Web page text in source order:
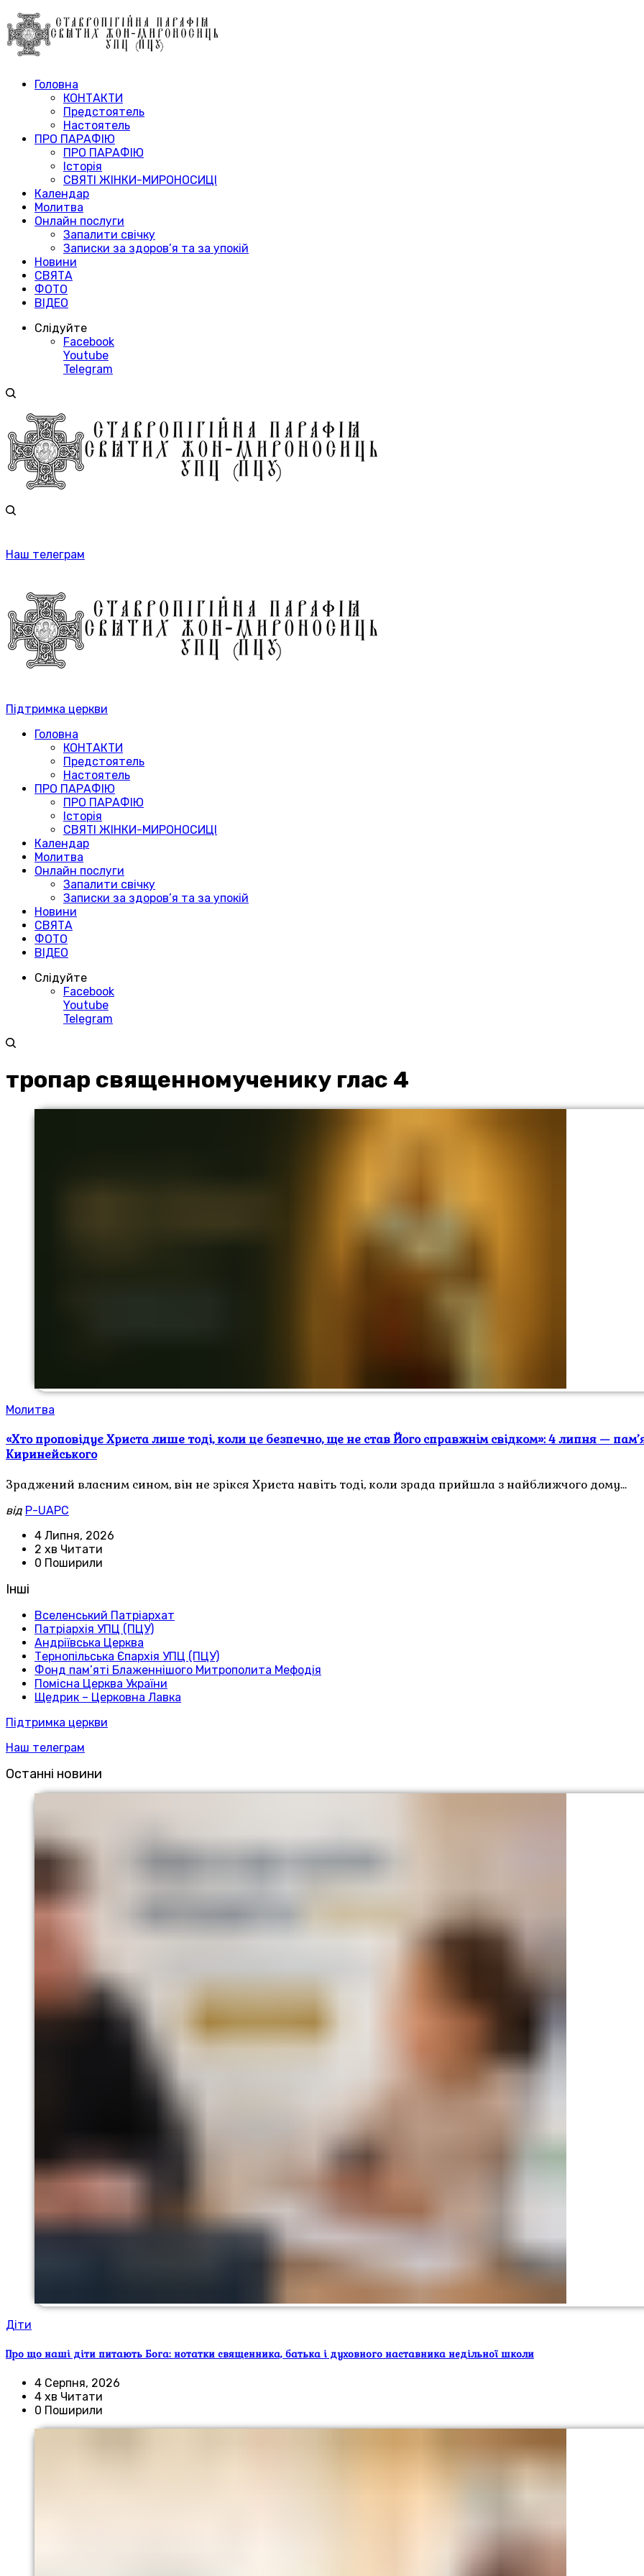
Головна
КОНТАКТИ
Предстоятель
Настоятель
ПРО ПАРАФІЮ
ПРО ПАРАФІЮ
Історія
СВЯТІ ЖІНКИ-МИРОНОСИЦІ
Календар
Молитва
Онлайн послуги
Запалити свічку
Записки за здоров’я та за упокій
Новини
СВЯТА
ФОТО
ВІДЕО
Слідуйте
Facebook
Youtube
Telegram
Наш телеграм
Підтримка церкви
Головна
КОНТАКТИ
Предстоятель
Настоятель
ПРО ПАРАФІЮ
ПРО ПАРАФІЮ
Історія
СВЯТІ ЖІНКИ-МИРОНОСИЦІ
Календар
Молитва
Онлайн послуги
Запалити свічку
Записки за здоров’я та за упокій
Новини
СВЯТА
ФОТО
ВІДЕО
Слідуйте
Facebook
Youtube
Telegram
тропар священномученику глас 4
Молитва
«Хто проповідує Христа лише тоді, коли це безпечно, ще не став Його справжнім свідком»: 4 липня —
Киринейського
Зраджений власним сином, він не зрікся Христа навіть тоді, коли зрада прийшла з найближчого дому…
від P-UAPC
4 Липня, 2026
2 хв Читати
0 Поширили
Інші
Вселенський Патріархат
Патріархія УПЦ (ПЦУ)
Андріївська Церква
Тернопільська Єпархія УПЦ (ПЦУ)
Фонд пам’яті Блаженнішого Митрополита Мефодія
Помісна Церква України
Щедрик – Церковна Лавка
Підтримка церкви
Наш телеграм
Останні новини
Діти
Про що наші діти питають Бога: нотатки священника, батька і духовного наставника недільної школи
4 Серпня, 2026
4 хв Читати
0 Поширили